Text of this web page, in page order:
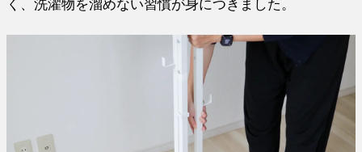
く、洗濯物を溜めない習慣が身につきました。